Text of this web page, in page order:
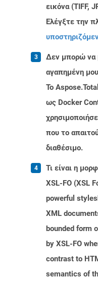
εικόνα (TIFF,
Ελέγξτε την
Δεν μπορώ να
αγαπημένη
Το
ως Docker
που το
διαθέσιμο.
Τι είναι η
XSL-FO (XSL
powerful
XML
bounded form
by XSL-FO
contrast to
semantics of